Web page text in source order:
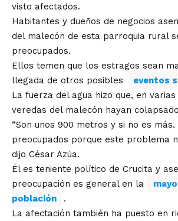
visto afectados.
Habitantes y dueños de negocios
del malecón de esta parroquia rural
preocupados.
Ellos temen que los estragos sean
llegada de otros posibles
eventos
La fuerza del agua hizo que, en
veredas del malecón hayan
“Son unos 900 metros y si no es más.
preocupados porque este problema
dijo César Azúa.
Él es teniente político de Crucita y
preocupación es general en la
población
.
La afectación también ha puesto en